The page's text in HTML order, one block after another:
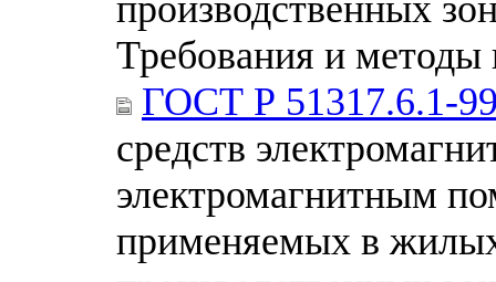
Требования и методы
ГОСТ Р 51317.6.1-
средств
электромагнитным
применяемых в